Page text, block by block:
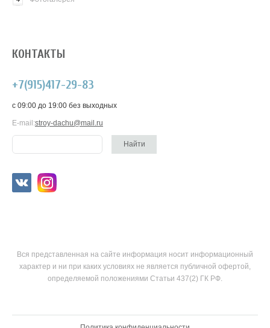
КОНТАКТЫ
+7(915)417-29-83
c 09:00 до 19:00 без выходных
E-mail:stroy-dachu@mail.ru
Вся представленная на сайте информация носит информационный
характер и ни при каких условиях не является публичной офертой,
определяемой положениями Статьи 437(2) ГК РФ.